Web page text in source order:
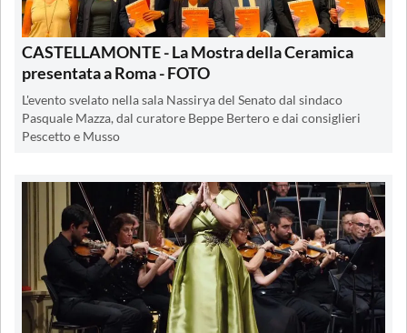
CASTELLAMONTE - La Mostra della Ceramica
presentata a Roma - FOTO
L'evento svelato nella sala Nassirya del Senato dal sindaco
Pasquale Mazza, dal curatore Beppe Bertero e dai consiglieri
Pescetto e Musso